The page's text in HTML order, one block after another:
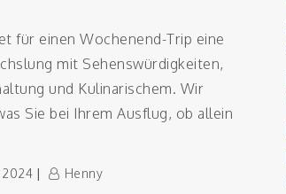
für einen Wochenend-Trip eine
mit Sehenswürdigkeiten,
und Kulinarischem. Wir
Sie bei Ihrem Ausflug, ob allein
Henny